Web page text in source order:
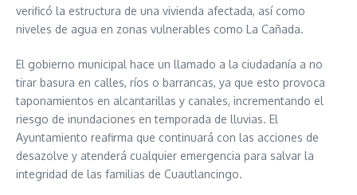
verificó la estructura de una vivienda afectada, así como
niveles de agua en zonas vulnerables como La Cañada.
El gobierno municipal hace un llamado a la ciudadanía a no
tirar basura en calles, ríos o barrancas, ya que esto provoca
taponamientos en alcantarillas y canales, incrementando el
riesgo de inundaciones en temporada de lluvias. El
Ayuntamiento reafirma que continuará con las acciones de
desazolve y atenderá cualquier emergencia para salvar la
integridad de las familias de Cuautlancingo.